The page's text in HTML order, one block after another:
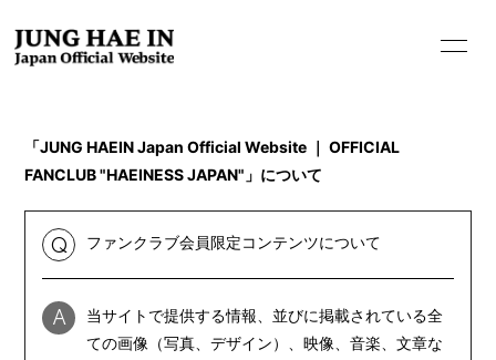
HOME
PROFILE
「JUNG HAEIN Japan Official Website ｜ OFFICIAL
FANCLUB "HAEINESS JAPAN"」について
Q ファンクラブ会員限定コンテンツについて
A
当サイトで提供する情報、並びに掲載されている全
ての画像（写真、デザイン）、映像、音楽、文章な